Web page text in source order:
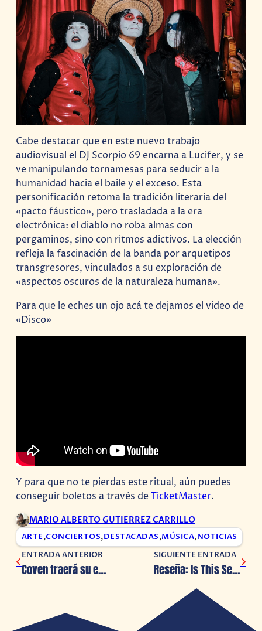
Cabe destacar que en este nuevo trabajo
audiovisual el DJ Scorpio 69 encarna a Lucifer, y se
ve manipulando tornamesas para seducir a la
humanidad hacia el baile y el exceso. Esta
personificación retoma la tradición literaria del
«pacto fáustico», pero trasladada a la era
electrónica: el diablo no roba almas con
pergaminos, sino con ritmos adictivos. La elección
refleja la fascinación de la banda por arquetipos
transgresores, vinculados a su exploración de
«aspectos oscuros de la naturaleza humana».
Para que le eches un ojo acá te dejamos el video de
«Disco»
Y para que no te pierdas este ritual, aún puedes
conseguir boletos a través deTicketMaster.
MARIO ALBERTO GUTIERREZ CARRILLO
ARTE,CONCIERTOS,DESTACADAS,MÚSICA,NOTICIAS
ENTRADA ANTERIOR
Coven traerá su emblematico Dark Rock al 9o Aniversario del HDX Circus Bar
SIGUIENTE ENTRADA
Reseña: Is This Seat Taken? Un juego con empatía y buenos modales (PC)